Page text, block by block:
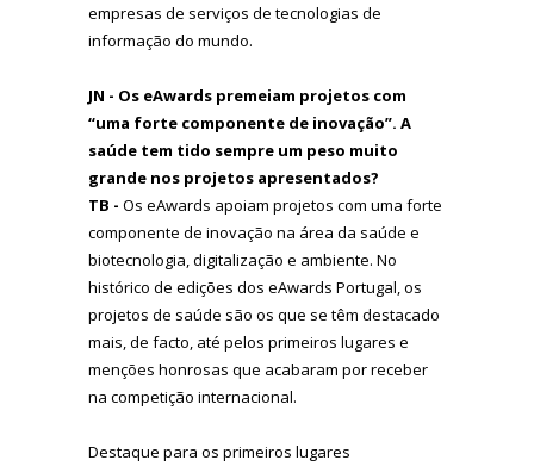
empresas de serviços de tecnologias de
informação do mundo.
JN - Os eAwards premeiam projetos com
“uma forte componente de inovação”. A
saúde tem tido sempre um peso muito
grande nos projetos apresentados?
TB - Os eAwards apoiam projetos com uma forte
componente de inovação na área da saúde e
biotecnologia, digitalização e ambiente. No
histórico de edições dos eAwards Portugal, os
projetos de saúde são os que se têm destacado
mais, de facto, até pelos primeiros lugares e
menções honrosas que acabaram por receber
na competição internacional.
Destaque para os primeiros lugares